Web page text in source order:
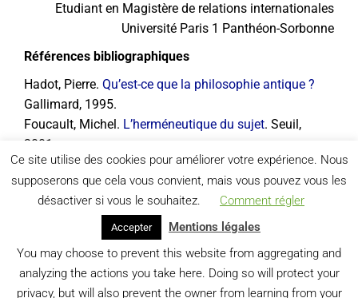
Etudiant en Magistère de relations internationales
Université Paris 1 Panthéon-Sorbonne
Références bibliographiques
Hadot, Pierre. Qu’est-ce que la philosophie antique ?
Gallimard, 1995.
Foucault, Michel. L’herméneutique du sujet. Seuil,
2001.
Sénèque. Lettres à Lucilius
Ce site utilise des cookies pour améliorer votre expérience. Nous
supposerons que cela vous convient, mais vous pouvez vous les
désactiver si vous le souhaitez.
Comment régler
Accepter
Mentions légales
You may choose to prevent this website from aggregating and
analyzing the actions you take here. Doing so will protect your
privacy, but will also prevent the owner from learning from your